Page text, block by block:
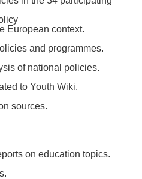
European context.
and programmes.
of national policies.
to Youth Wiki.
sources.
on education topics.